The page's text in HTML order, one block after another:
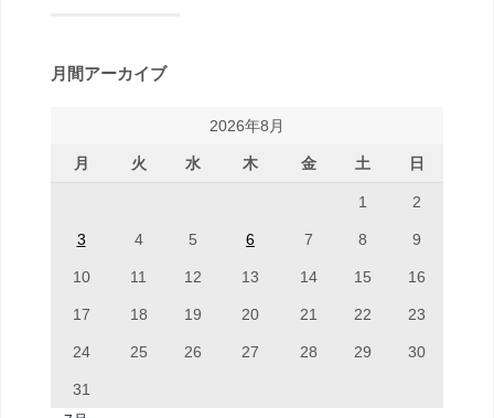
月間アーカイブ
2026年8月
月 火 水 木 金 土 日
1 2
3 4 5 6 7 8 9
10 11 12 13 14 15 16
17 18 19 20 21 22 23
24 25 26 27 28 29 30
31